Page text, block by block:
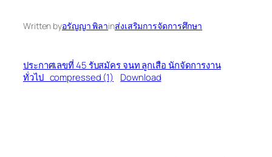
Written byอรัญญา พิลาinส่งเสริมการจัดการศึกษา
ประกาศเลขที่ 45 รับสมัคร จนท ลูกเสือ นักจัดการงาน
ทั่วไป_compressed (1)
Download